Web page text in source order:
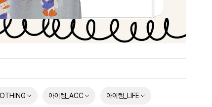
아이템_ACC 아이템_LIFE